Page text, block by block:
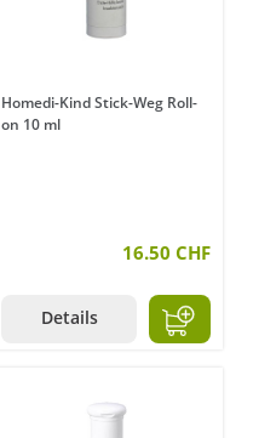
Homedi-Kind Stick-Weg Roll-
on 10 ml
16.50 CHF
Details